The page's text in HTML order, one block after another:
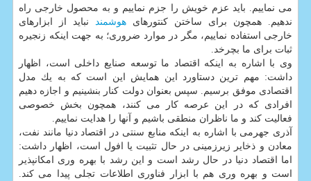
می نماییم. باید عزم خویش را جزم نماییم و به محصول خارجی راه
ندهیم. همچون برای ساختن كنتورهای هوشمند
نباید از ابزارهای
خارجی استفاده نماییم، مگر در موارد ضروری؛ به جهت اینكه زنجیره
ثبات برای ما بچرخد.
وی با اشاره به اینكه اقتصاد ما توسعه صنایع داخلی است، اظهار
داشت: مهم ترین دستاورد این همایش این است كه به یك مدل
اقتصادی موفق برسیم. سپس بعنوان دولت كنار بنشینیم و اجازه دهیم
افرادی كه در این عرصه كار می كنند، همچون بخش خصوصی
فعالیت كند و ما ناظران منطقی باشیم و آنها را هدایت نماییم.
آذری جهرمی با اشاره به اینكه منابع سنتی در اقتصاد دنیا مانند نفت،
معادن و ذخایر زیرزمینی در حال تثبیت یا افول است، اظهار داشت:
اما اقتصاد دنیا در حال رشد است و این رشد با بهره وری امكانپذیر
است و بهره وری هم با ابزار فناوری اطلاعات تجلی پیدا می كند.